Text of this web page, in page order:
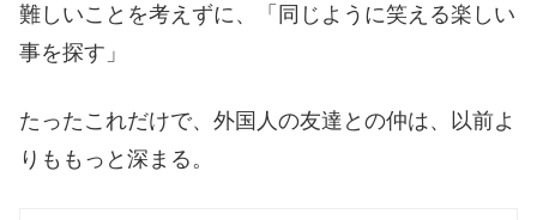
難しいことを考えずに、「同じように笑える楽しい
事を探す」
たったこれだけで、外国人の友達との仲は、以前よ
りももっと深まる。